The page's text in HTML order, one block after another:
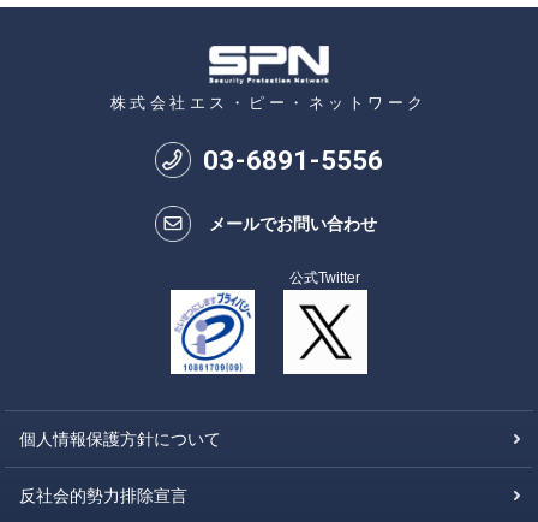
株式会社エス・ピー・ネットワーク
03-6891-5556
メールでお問い合わせ
公式Twitter
個人情報保護方針について
反社会的勢力排除宣言